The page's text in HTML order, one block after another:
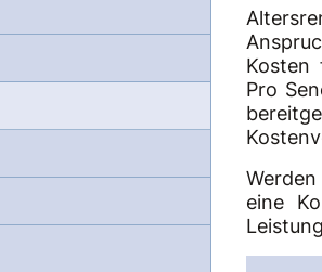
Kosten
Pro
eine